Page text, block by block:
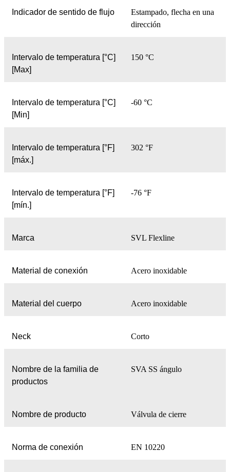
Indicador de sentido de flujo
Estampado, flecha en una
dirección
Intervalo de temperatura [°C]
[Max]
150 °C
Intervalo de temperatura [°C]
[Min]
-60 °C
Intervalo de temperatura [°F]
[máx.]
302 °F
Intervalo de temperatura [°F]
[mín.]
-76 °F
Marca SVL Flexline
Material de conexión Acero inoxidable
Material del cuerpo Acero inoxidable
Neck Corto
Nombre de la familia de
productos
SVA SS ángulo
Nombre de producto Válvula de cierre
Norma de conexión EN 10220